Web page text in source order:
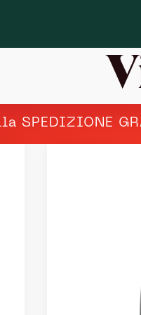
SPEDIZIONE